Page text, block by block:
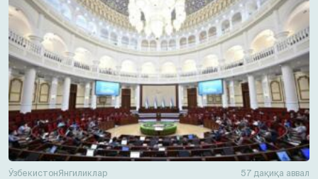
ЎзбекистонЯнгиликлар 57 дақиқа аввал